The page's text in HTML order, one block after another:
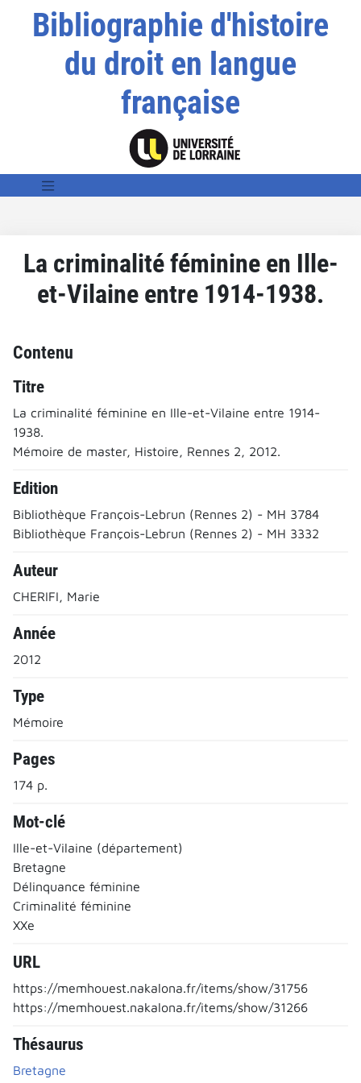
Bibliographie d'histoire
du droit en langue
française
La criminalité féminine en Ille-
et-Vilaine entre 1914-1938.
Contenu
Titre
La criminalité féminine en Ille-et-Vilaine entre 1914-
1938.
Mémoire de master, Histoire, Rennes 2, 2012.
Edition
Bibliothèque François-Lebrun (Rennes 2) - MH 3784
Bibliothèque François-Lebrun (Rennes 2) - MH 3332
Auteur
CHERIFI, Marie
Année
2012
Type
Mémoire
Pages
174 p.
Mot-clé
Ille-et-Vilaine (département)
Bretagne
Délinquance féminine
Criminalité féminine
XXe
URL
https://memhouest.nakalona.fr/items/show/31756
https://memhouest.nakalona.fr/items/show/31266
Thésaurus
Bretagne